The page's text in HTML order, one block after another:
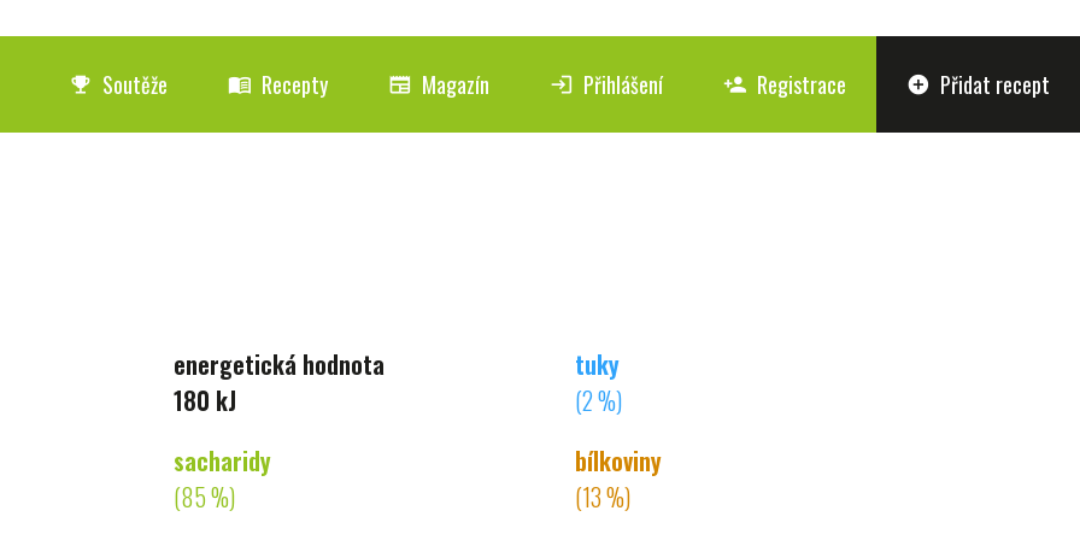
emoji_events Soutěže menu_book Recepty newspaper Magazín login Přihlášení person_add Registrace add_circle Přidat recept
energetická hodnota
180 kJ
tuky
(2 %)
sacharidy
(85 %)
bílkoviny
(13 %)